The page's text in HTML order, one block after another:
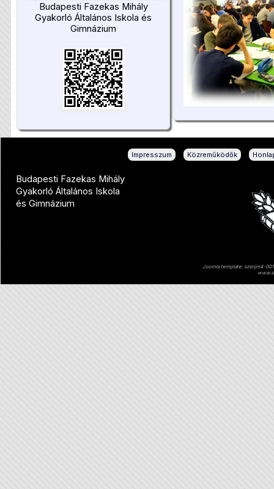
Budapesti Fazekas Mihály
Gyakorló Általános Iskola és
Gimnázium
Impresszum Közreműködők
Budapesti Fazekas Mihály
Gyakorló Általános Iskola
és Gimnázium
Joomla template: szsnjm4-